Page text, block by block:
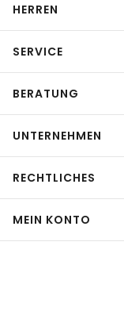
HERREN
SERVICE
BERATUNG
UNTERNEHMEN
RECHTLICHES
MEIN KONTO